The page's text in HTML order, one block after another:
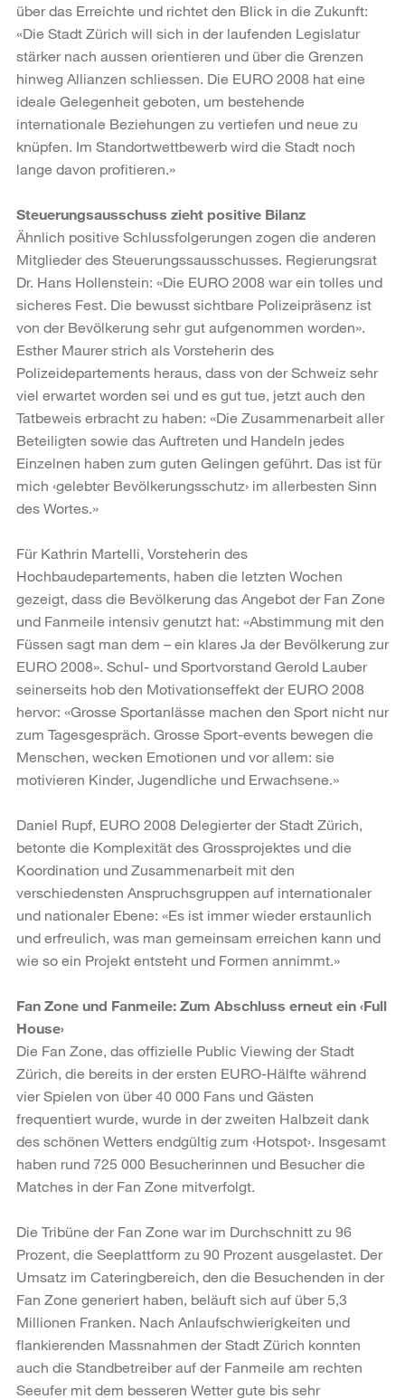
über das Erreichte und richtet den Blick in die Zukunft:
«Die Stadt Zürich will sich in der laufenden Legislatur
stärker nach aussen orientieren und über die Grenzen
hinweg Allianzen schliessen. Die EURO 2008 hat eine
ideale Gelegenheit geboten, um bestehende
internationale Beziehungen zu vertiefen und neue zu
knüpfen. Im Standortwettbewerb wird die Stadt noch
lange davon profitieren.»
Steuerungsausschuss zieht positive Bilanz
Ähnlich positive Schlussfolgerungen zogen die anderen
Mitglieder des Steuerungssausschusses. Regierungsrat
Dr. Hans Hollenstein: «Die EURO 2008 war ein tolles und
sicheres Fest. Die bewusst sichtbare Polizeipräsenz ist
von der Bevölkerung sehr gut aufgenommen worden».
Esther Maurer strich als Vorsteherin des
Polizeidepartements heraus, dass von der Schweiz sehr
viel erwartet worden sei und es gut tue, jetzt auch den
Tatbeweis erbracht zu haben: «Die Zusammenarbeit aller
Beteiligten sowie das Auftreten und Handeln jedes
Einzelnen haben zum guten Gelingen geführt. Das ist für
mich ‹gelebter Bevölkerungsschutz› im allerbesten Sinn
des Wortes.»
Für Kathrin Martelli, Vorsteherin des
Hochbaudepartements, haben die letzten Wochen
gezeigt, dass die Bevölkerung das Angebot der Fan Zone
und Fanmeile intensiv genutzt hat: «Abstimmung mit den
Füssen sagt man dem – ein klares Ja der Bevölkerung zur
EURO 2008». Schul- und Sportvorstand Gerold Lauber
seinerseits hob den Motivationseffekt der EURO 2008
hervor: «Grosse Sportanlässe machen den Sport nicht nur
zum Tagesgespräch. Grosse Sport-events bewegen die
Menschen, wecken Emotionen und vor allem: sie
motivieren Kinder, Jugendliche und Erwachsene.»
Daniel Rupf, EURO 2008 Delegierter der Stadt Zürich,
betonte die Komplexität des Grossprojektes und die
Koordination und Zusammenarbeit mit den
verschiedensten Anspruchsgruppen auf internationaler
und nationaler Ebene: «Es ist immer wieder erstaunlich
und erfreulich, was man gemeinsam erreichen kann und
wie so ein Projekt entsteht und Formen annimmt.»
Fan Zone und Fanmeile: Zum Abschluss erneut ein ‹Full
House›
Die Fan Zone, das offizielle Public Viewing der Stadt
Zürich, die bereits in der ersten EURO-Hälfte während
vier Spielen von über 40 000 Fans und Gästen
frequentiert wurde, wurde in der zweiten Halbzeit dank
des schönen Wetters endgültig zum ‹Hotspot›. Insgesamt
haben rund 725 000 Besucherinnen und Besucher die
Matches in der Fan Zone mitverfolgt.
Die Tribüne der Fan Zone war im Durchschnitt zu 96
Prozent, die Seeplattform zu 90 Prozent ausgelastet. Der
Umsatz im Cateringbereich, den die Besuchenden in der
Fan Zone generiert haben, beläuft sich auf über 5,3
Millionen Franken. Nach Anlaufschwierigkeiten und
flankierenden Massnahmen der Stadt Zürich konnten
auch die Standbetreiber auf der Fanmeile am rechten
Seeufer mit dem besseren Wetter gute bis sehr